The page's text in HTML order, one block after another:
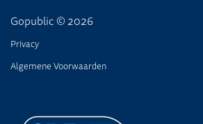
Gopublic © 2026
Privacy
Algemene Voorwaarden